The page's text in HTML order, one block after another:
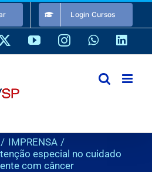
Login Cursos
YouTubeInstagramWhatsApp
IMPRENSA
especial no cuidado
com câncer